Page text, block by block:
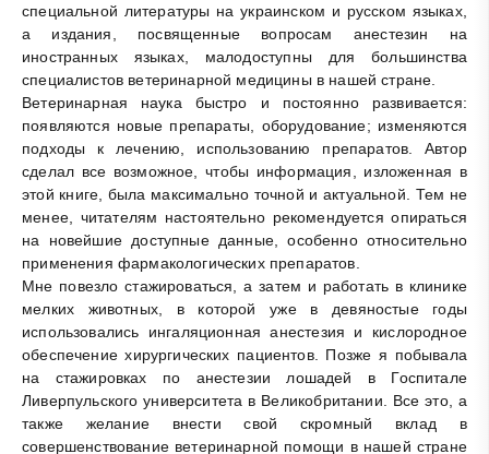
специальной литературы на украинском и русском языках,
а издания, посвященные вопросам анестезин на
иностранных языках, малодоступны для большинства
специалистов ветеринарной медицины в нашей стране.
Ветеринарная наука быстро и постоянно развивается:
появляются новые препараты, оборудование; изменяются
подходы к лечению, использованию препаратов. Автор
сделал все возможное, чтобы информация, изложенная в
этой книге, была максимально точной и актуальной. Тем не
менее, читателям настоятельно рекомендуется опираться
на новейшие доступные данные, особенно относительно
применения фармакологических препаратов.
Мне повезло стажироваться, а затем и работать в клинике
мелких животных, в которой уже в девяностые годы
использовались ингаляционная анестезия и кислородное
обеспечение хирургических пациентов. Позже я побывала
на стажировках по анестезии лошадей в Госпитале
Ливерпульского университета в Великобритании. Все это, а
также желание внести свой скромный вклад в
совершенствование ветеринарной помощи в нашей стране